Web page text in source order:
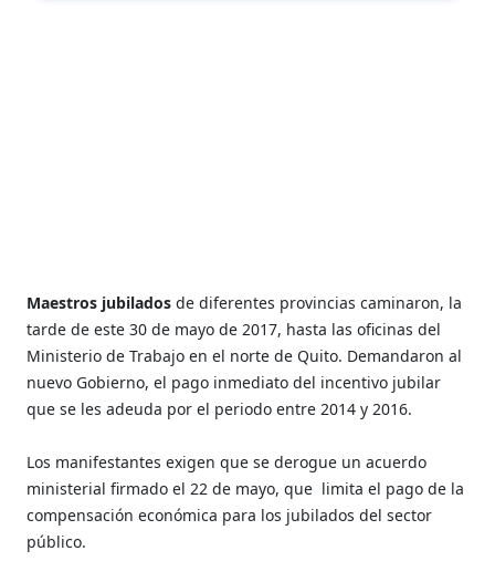
Maestros jubiladosde diferentes provincias caminaron, la
tarde de este 30 de mayo de 2017, hasta las oficinas del
Ministerio de Trabajo en el norte de Quito. Demandaron al
nuevo Gobierno, el pago inmediato del incentivo jubilar
que se les adeuda por el periodo entre 2014 y 2016.
Los manifestantes exigen que se derogue un acuerdo
ministerial firmado el 22 de mayo, que limita el pago de la
compensación económica para los jubilados del sector
público.